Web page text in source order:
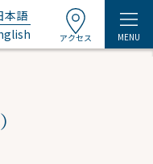
本語
アクセス MENU